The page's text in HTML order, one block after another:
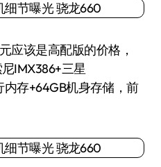
该是高配版的价格，
IMX386+三星
内存+64GB机身存储，前